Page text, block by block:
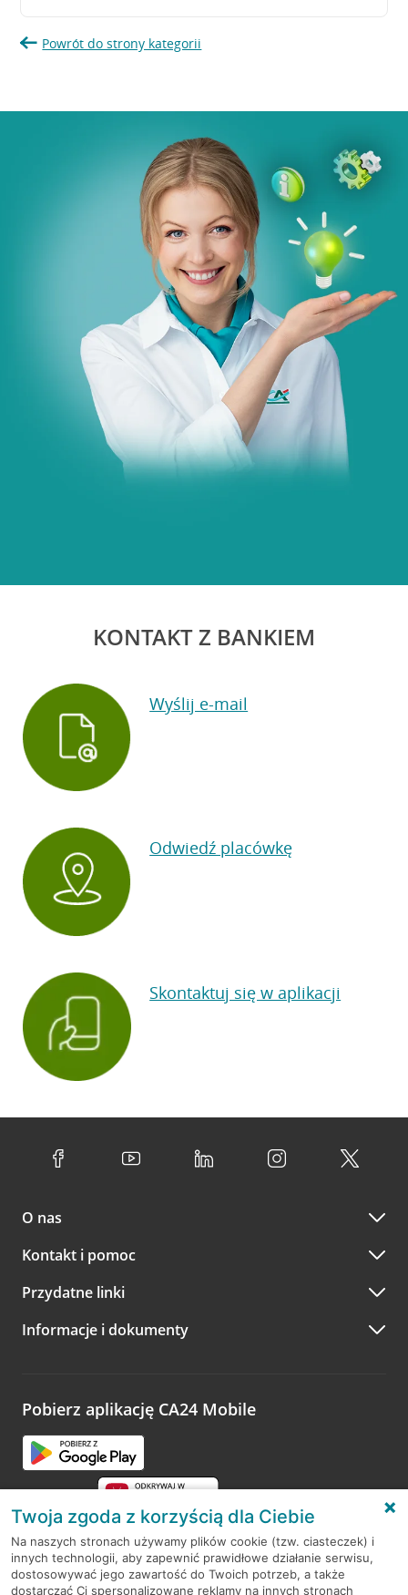
Powrót do strony kategorii
KONTAKT Z BANKIEM
Wyślij e-mail
Odwiedź placówkę
Skontaktuj się w aplikacji
O nas
Kontakt i pomoc
Przydatne linki
Informacje i dokumenty
Pobierz aplikację CA24 Mobile
RODO
Twoja zgoda z korzyścią dla Ciebie
Na naszych stronach używamy plików cookie (tzw. ciasteczek) i
innych technologii, aby zapewnić prawidłowe działanie serwisu,
dostosowywać jego zawartość do Twoich potrzeb, a także
dostarczać Ci spersonalizowane reklamy na innych stronach